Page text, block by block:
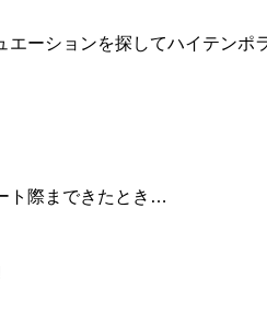
エーションを探してハイテン
ト際まできたとき…